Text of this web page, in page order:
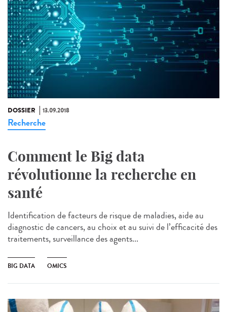
DOSSIER 13.09.2018
Recherche
Comment le Big data
révolutionne la recherche en
santé
Identification de facteurs de risque de maladies, aide au
diagnostic de cancers, au choix et au suivi de l’efficacité des
traitements, surveillance des agents...
BIG DATA OMICS